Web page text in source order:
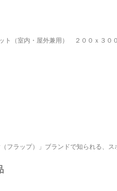
ト（室内・屋外兼用） ２００ｘ３０
（フラップ）」ブランドで知られる、